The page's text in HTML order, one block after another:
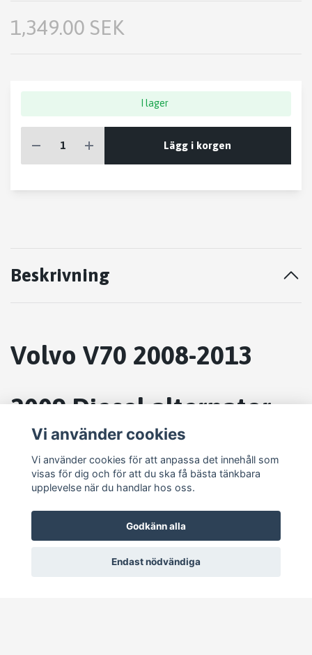
1,349.00 SEK
I lager
Lägg i korgen
Beskrivning
Volvo V70 2008-2013
2009 Diesel alternator
generator 0121615005
Vi använder cookies
Vi använder cookies för att anpassa det innehåll som
visas för dig och för att du ska få bästa tänkbara
upplevelse när du handlar hos oss.
Godkänn alla
Endast nödvändiga